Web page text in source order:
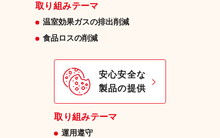
取り組みテーマ
温室効果ガスの排出削減
食品ロスの削減
安心安全な
製品の提供
取り組みテーマ
運用遵守